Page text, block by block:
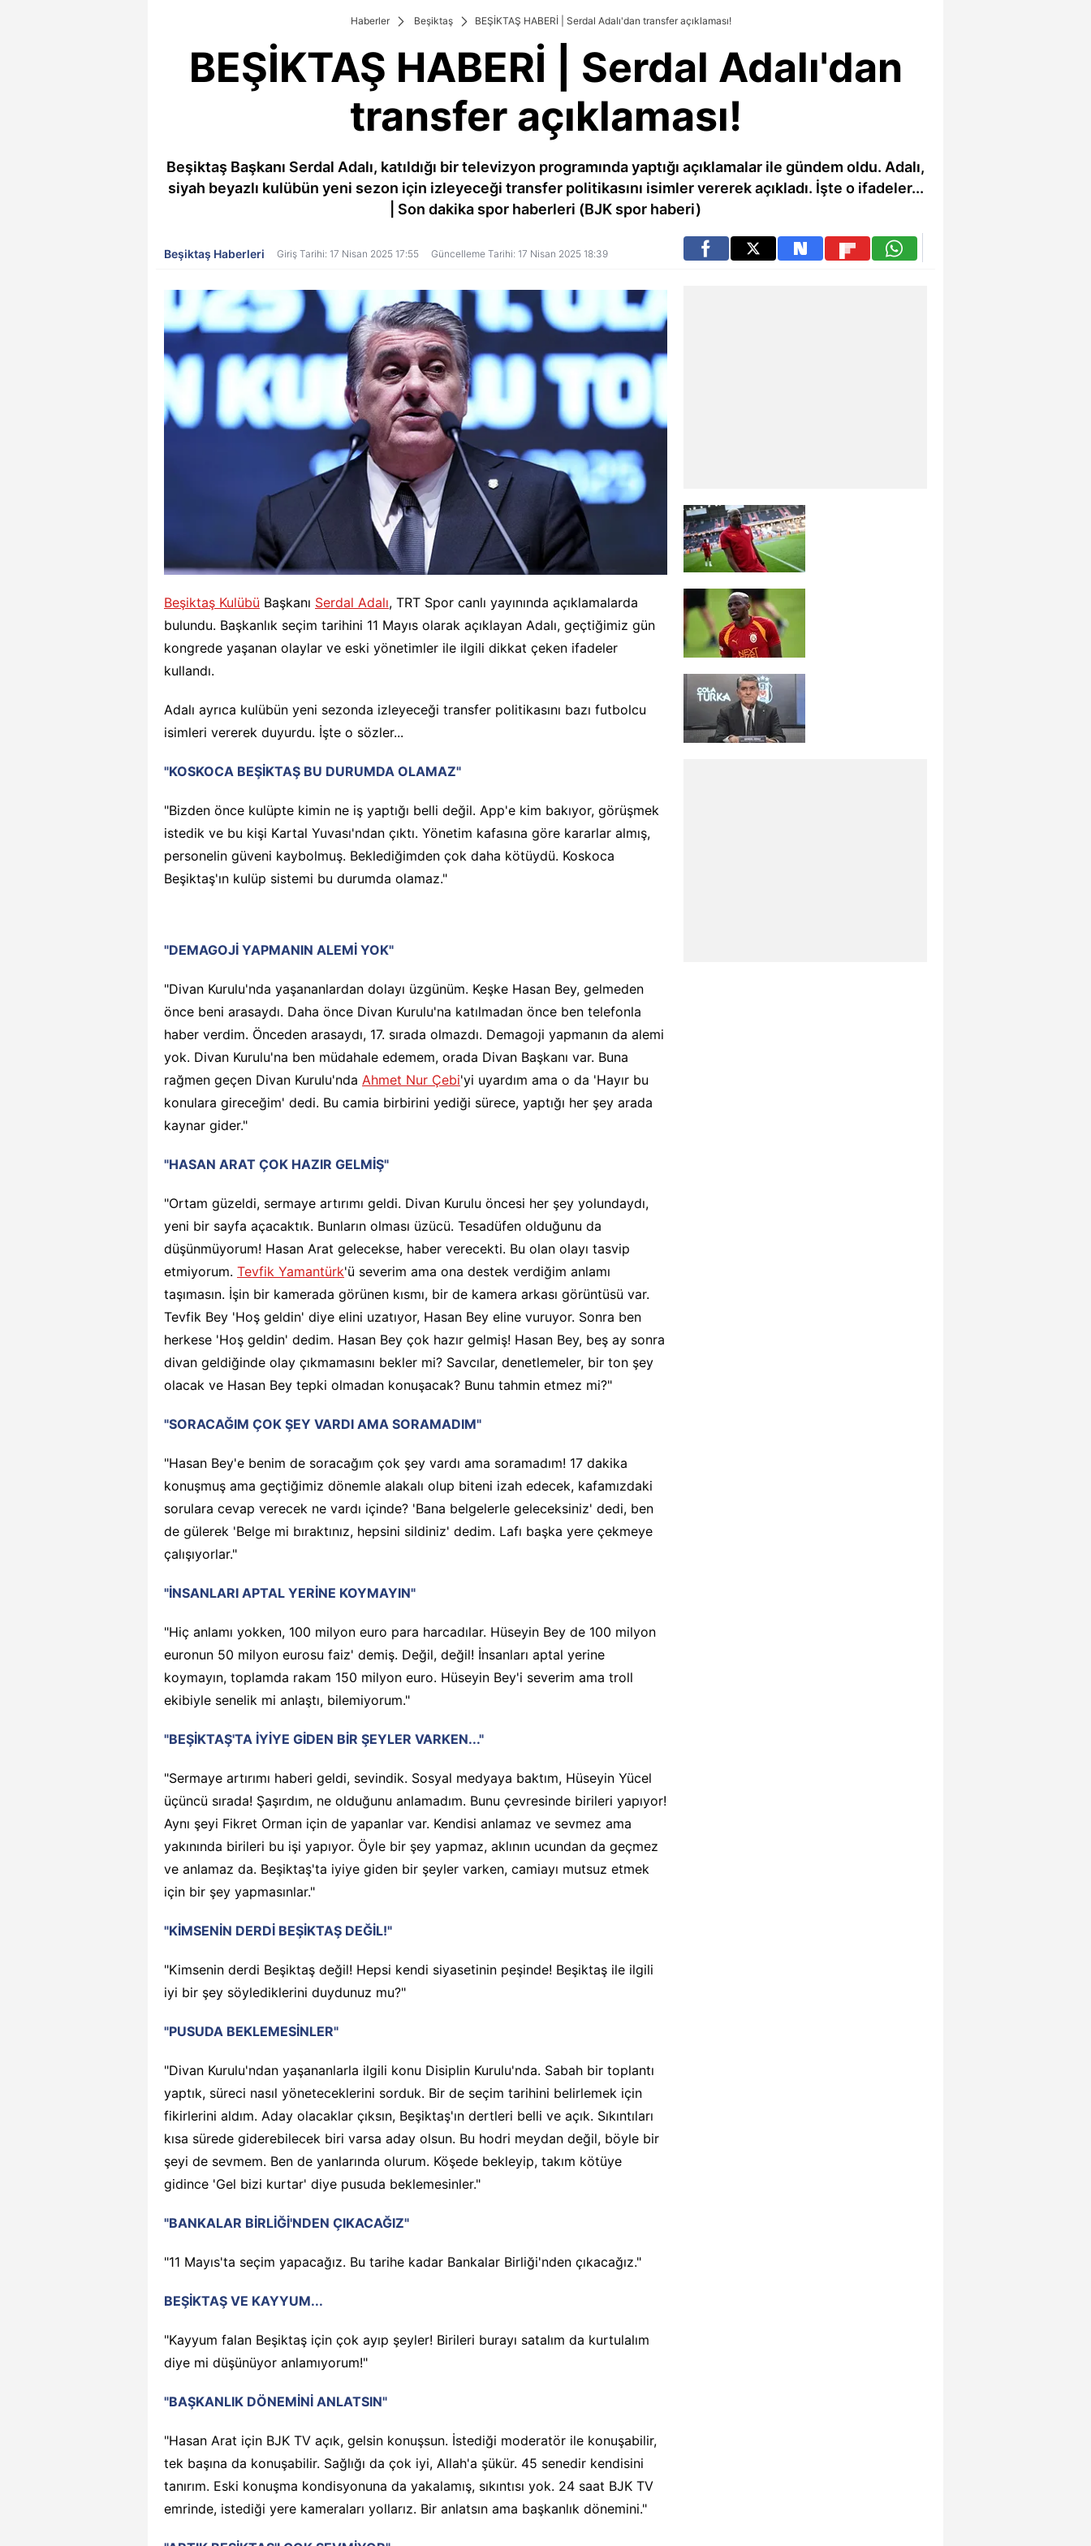
Haberler Beşiktaş BEŞİKTAŞ HABERİ | Serdal Adalı'dan transfer açıklaması!
BEŞİKTAŞ HABERİ | Serdal Adalı'dan
transfer açıklaması!
Beşiktaş Başkanı Serdal Adalı, katıldığı bir televizyon programında yaptığı açıklamalar ile gündem oldu. Adalı,
siyah beyazlı kulübün yeni sezon için izleyeceği transfer politikasını isimler vererek açıkladı. İşte o ifadeler...
| Son dakika spor haberleri (BJK spor haberi)
Beşiktaş Haberleri Giriş Tarihi: 17 Nisan 2025 17:55 Güncelleme Tarihi: 17 Nisan 2025 18:39
Beşiktaş Kulübü Başkanı Serdal Adalı, TRT Spor canlı yayınında açıklamalarda
bulundu. Başkanlık seçim tarihini 11 Mayıs olarak açıklayan Adalı, geçtiğimiz gün
kongrede yaşanan olaylar ve eski yönetimler ile ilgili dikkat çeken ifadeler
kullandı.
Adalı ayrıca kulübün yeni sezonda izleyeceği transfer politikasını bazı futbolcu
isimleri vererek duyurdu. İşte o sözler...
"KOSKOCA BEŞİKTAŞ BU DURUMDA OLAMAZ"
"Bizden önce kulüpte kimin ne iş yaptığı belli değil. App'e kim bakıyor, görüşmek
istedik ve bu kişi Kartal Yuvası'ndan çıktı. Yönetim kafasına göre kararlar almış,
personelin güveni kaybolmuş. Beklediğimden çok daha kötüydü. Koskoca
Beşiktaş'ın kulüp sistemi bu durumda olamaz."
"DEMAGOJİ YAPMANIN ALEMİ YOK"
"Divan Kurulu'nda yaşananlardan dolayı üzgünüm. Keşke Hasan Bey, gelmeden
önce beni arasaydı. Daha önce Divan Kurulu'na katılmadan önce ben telefonla
haber verdim. Önceden arasaydı, 17. sırada olmazdı. Demagoji yapmanın da alemi
yok. Divan Kurulu'na ben müdahale edemem, orada Divan Başkanı var. Buna
rağmen geçen Divan Kurulu'nda Ahmet Nur Çebi'yi uyardım ama o da 'Hayır bu
konulara gireceğim' dedi. Bu camia birbirini yediği sürece, yaptığı her şey arada
kaynar gider."
"HASAN ARAT ÇOK HAZIR GELMİŞ"
"Ortam güzeldi, sermaye artırımı geldi. Divan Kurulu öncesi her şey yolundaydı,
yeni bir sayfa açacaktık. Bunların olması üzücü. Tesadüfen olduğunu da
düşünmüyorum! Hasan Arat gelecekse, haber verecekti. Bu olan olayı tasvip
etmiyorum. Tevfik Yamantürk'ü severim ama ona destek verdiğim anlamı
taşımasın. İşin bir kamerada görünen kısmı, bir de kamera arkası görüntüsü var.
Tevfik Bey 'Hoş geldin' diye elini uzatıyor, Hasan Bey eline vuruyor. Sonra ben
herkese 'Hoş geldin' dedim. Hasan Bey çok hazır gelmiş! Hasan Bey, beş ay sonra
divan geldiğinde olay çıkmamasını bekler mi? Savcılar, denetlemeler, bir ton şey
olacak ve Hasan Bey tepki olmadan konuşacak? Bunu tahmin etmez mi?"
"SORACAĞIM ÇOK ŞEY VARDI AMA SORAMADIM"
"Hasan Bey'e benim de soracağım çok şey vardı ama soramadım! 17 dakika
konuşmuş ama geçtiğimiz dönemle alakalı olup biteni izah edecek, kafamızdaki
sorulara cevap verecek ne vardı içinde? 'Bana belgelerle geleceksiniz' dedi, ben
de gülerek 'Belge mi bıraktınız, hepsini sildiniz' dedim. Lafı başka yere çekmeye
çalışıyorlar."
"İNSANLARI APTAL YERİNE KOYMAYIN"
"Hiç anlamı yokken, 100 milyon euro para harcadılar. Hüseyin Bey de 100 milyon
euronun 50 milyon eurosu faiz' demiş. Değil, değil! İnsanları aptal yerine
koymayın, toplamda rakam 150 milyon euro. Hüseyin Bey'i severim ama troll
ekibiyle senelik mi anlaştı, bilemiyorum."
"BEŞİKTAŞ'TA İYİYE GİDEN BİR ŞEYLER VARKEN..."
"Sermaye artırımı haberi geldi, sevindik. Sosyal medyaya baktım, Hüseyin Yücel
üçüncü sırada! Şaşırdım, ne olduğunu anlamadım. Bunu çevresinde birileri yapıyor!
Aynı şeyi Fikret Orman için de yapanlar var. Kendisi anlamaz ve sevmez ama
yakınında birileri bu işi yapıyor. Öyle bir şey yapmaz, aklının ucundan da geçmez
ve anlamaz da. Beşiktaş'ta iyiye giden bir şeyler varken, camiayı mutsuz etmek
için bir şey yapmasınlar."
"KİMSENİN DERDİ BEŞİKTAŞ DEĞİL!"
"Kimsenin derdi Beşiktaş değil! Hepsi kendi siyasetinin peşinde! Beşiktaş ile ilgili
iyi bir şey söylediklerini duydunuz mu?"
"PUSUDA BEKLEMESİNLER"
"Divan Kurulu'ndan yaşananlarla ilgili konu Disiplin Kurulu'nda. Sabah bir toplantı
yaptık, süreci nasıl yöneteceklerini sorduk. Bir de seçim tarihini belirlemek için
fikirlerini aldım. Aday olacaklar çıksın, Beşiktaş'ın dertleri belli ve açık. Sıkıntıları
kısa sürede giderebilecek biri varsa aday olsun. Bu hodri meydan değil, böyle bir
şeyi de sevmem. Ben de yanlarında olurum. Köşede bekleyip, takım kötüye
gidince 'Gel bizi kurtar' diye pusuda beklemesinler."
"BANKALAR BİRLİĞİ'NDEN ÇIKACAĞIZ"
"11 Mayıs'ta seçim yapacağız. Bu tarihe kadar Bankalar Birliği'nden çıkacağız."
BEŞİKTAŞ VE KAYYUM...
"Kayyum falan Beşiktaş için çok ayıp şeyler! Birileri burayı satalım da kurtulalım
diye mi düşünüyor anlamıyorum!"
"BAŞKANLIK DÖNEMİNİ ANLATSIN"
"Hasan Arat için BJK TV açık, gelsin konuşsun. İstediği moderatör ile konuşabilir,
tek başına da konuşabilir. Sağlığı da çok iyi, Allah'a şükür. 45 senedir kendisini
tanırım. Eski konuşma kondisyonuna da yakalamış, sıkıntısı yok. 24 saat BJK TV
emrinde, istediği yere kameraları yollarız. Bir anlatsın ama başkanlık dönemini."